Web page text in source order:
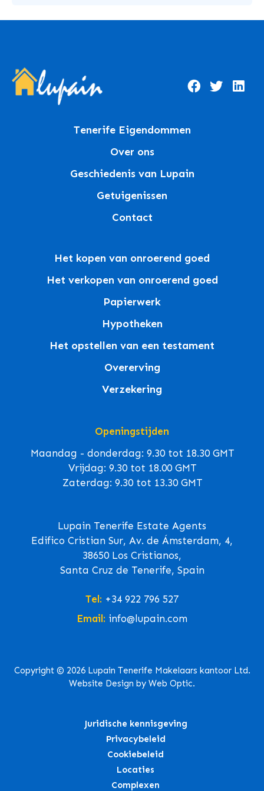
Tenerife Eigendommen
Over ons
Geschiedenis van Lupain
Getuigenissen
Contact
Het kopen van onroerend goed
Het verkopen van onroerend goed
Papierwerk
Hypotheken
Het opstellen van een testament
Overerving
Verzekering
Openingstijden
Maandag - donderdag: 9.30 tot 18.30 GMT
Vrijdag: 9.30 tot 18.00 GMT
Zaterdag: 9.30 tot 13.30 GMT
Lupain Tenerife Estate Agents
Edifico Cristian Sur, Av. de Ámsterdam, 4,
38650 Los Cristianos,
Santa Cruz de Tenerife, Spain
Tel: +34 922 796 527
Email: info@lupain.com
Copyright © 2026 Lupain Tenerife Makelaars kantoor Ltd.
Website Design by Web Optic.
Juridische kennisgeving
Privacybeleid
Cookiebeleid
Locaties
Complexen